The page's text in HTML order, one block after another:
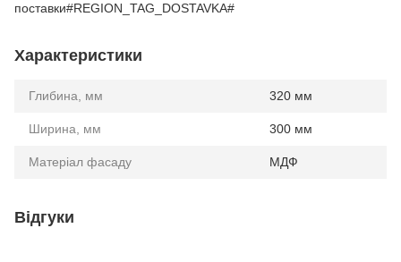
поставки#REGION_TAG_DOSTAVKA#
Характеристики
Глибина, мм 320 мм
Ширина, мм 300 мм
Матеріал фасаду МДФ
Відгуки